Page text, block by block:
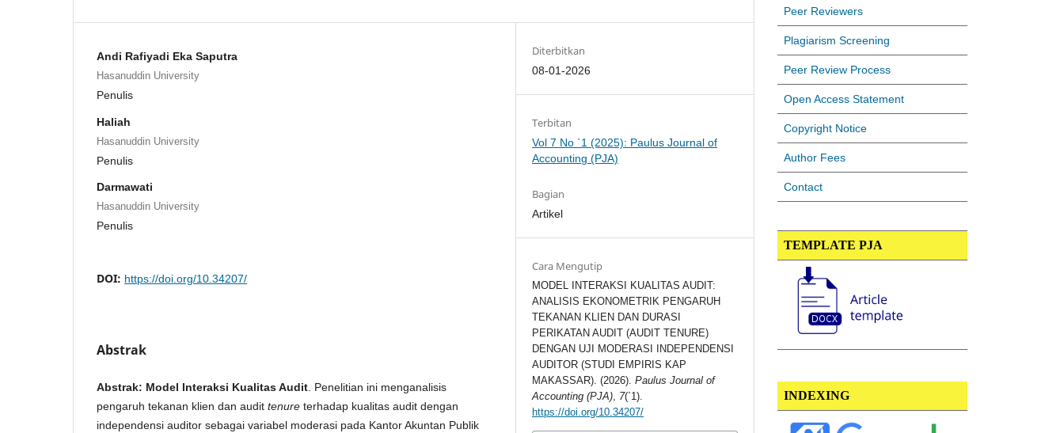
Andi Rafiyadi Eka Saputra
Hasanuddin University
Penulis
Haliah
Hasanuddin University
Penulis
Darmawati
Hasanuddin University
Penulis
DOI: https://doi.org/10.34207/
Abstrak
Abstrak: Model Interaksi Kualitas Audit. Penelitian ini menganalisis
pengaruh tekanan klien dan audit tenure terhadap kualitas audit dengan
independensi auditor sebagai variabel moderasi pada Kantor Akuntan Publik
Diterbitkan
08-01-2026
Terbitan
Vol 7 No `1 (2025): Paulus Journal of
Accounting (PJA)
Bagian
Artikel
Cara Mengutip
MODEL INTERAKSI KUALITAS AUDIT:
ANALISIS EKONOMETRIK PENGARUH
TEKANAN KLIEN DAN DURASI
PERIKATAN AUDIT (AUDIT TENURE)
DENGAN UJI MODERASI INDEPENDENSI
AUDITOR (STUDI EMPIRIS KAP
MAKASSAR). (2026).Paulus Journal of
Accounting (PJA) 7(`1).
https://doi.org/10.34207/
Peer Reviewers
Plagiarism Screening
Peer Review Process
Open Access Statement
Copyright Notice
Author Fees
Contact
TEMPLATE PJA
INDEXING